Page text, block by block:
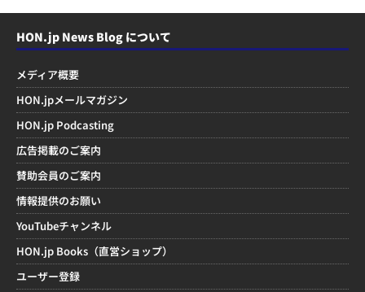
HON.jp News Blog について
メディア概要
HON.jpメールマガジン
HON.jp Podcasting
広告掲載のご案内
賛助会員のご案内
情報提供のお願い
YouTubeチャンネル
HON.jp Books（直営ショップ）
ユーザー登録